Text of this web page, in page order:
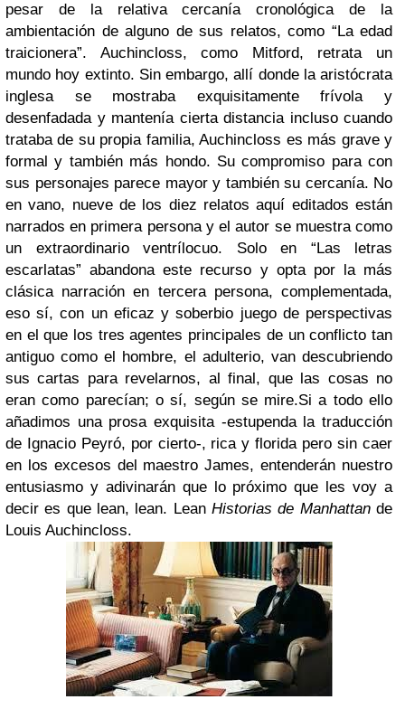
pesar de la relativa cercanía cronológica de la
ambientación de alguno de sus relatos, como “La edad
traicionera”. Auchincloss, como Mitford, retrata un
mundo hoy extinto. Sin embargo, allí donde la aristócrata
inglesa se mostraba exquisitamente frívola y
desenfadada y mantenía cierta distancia incluso cuando
trataba de su propia familia, Auchincloss es más grave y
formal y también más hondo. Su compromiso para con
sus personajes parece mayor y también su cercanía. No
en vano, nueve de los diez relatos aquí editados están
narrados en primera persona y el autor se muestra como
un extraordinario ventrílocuo. Solo en “Las letras
escarlatas” abandona este recurso y opta por la más
clásica narración en tercera persona, complementada,
eso sí, con un eficaz y soberbio juego de perspectivas
en el que los tres agentes principales de un conflicto tan
antiguo como el hombre, el adulterio, van descubriendo
sus cartas para revelarnos, al final, que las cosas no
eran como parecían; o sí, según se mire.Si a todo ello
añadimos una prosa exquisita -estupenda la traducción
de Ignacio Peyró, por cierto-, rica y florida pero sin caer
en los excesos del maestro James, entenderán nuestro
entusiasmo y adivinarán que lo próximo que les voy a
decir es que lean, lean. Lean Historias de Manhattande
Louis Auchincloss.